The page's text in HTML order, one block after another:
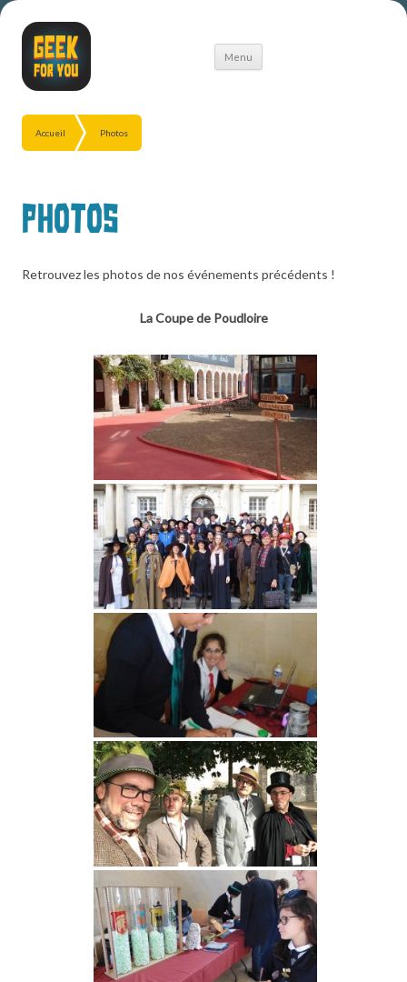
Menu
Aller
Accueil Photos
Photos
Retrouvez les photos de nos événements précédents !
La Coupe de Poudloire